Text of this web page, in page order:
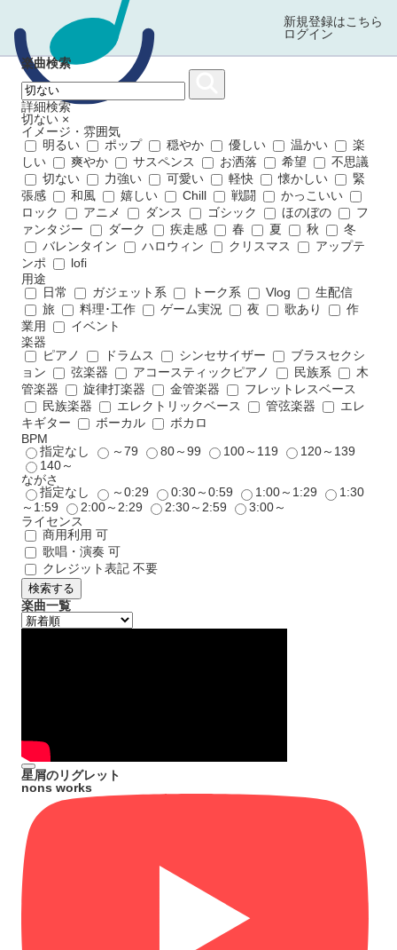
新規登録はこちら
ログイン
楽曲検索
詳細検索
切ない ×
イメージ・雰囲気
明るい
ポップ 穏やか 優しい 温かい
楽
しい
爽やか サスペンス お洒落 希望
不思議
切ない
力強い 可愛い 軽快 懐かしい
緊
張感
和風 嬉しい Chill 戦闘
かっこいい
ロック
アニメ ダンス ゴシック ほのぼの
フ
ァンタジー
ダーク 疾走感 春 夏 秋
冬
バレンタイン
ハロウィン クリスマス
アップテ
ンポ
lofi
用途
日常
ガジェット系 トーク系 Vlog
生配信
旅
料理･工作 ゲーム実況 夜 歌あり
作
業用
イベント
楽器
ピアノ
ドラムス シンセサイザー
ブラスセクシ
ョン
弦楽器 アコースティックピアノ 民族系
木
管楽器
旋律打楽器 金管楽器
フレットレスベース
民族楽器
エレクトリックベース 管弦楽器
エレ
キギター
ボーカル
ボカロ
BPM
指定なし
～79 80～99 100～119
120～139
140～
ながさ
指定なし
～0:29 0:30～0:59 1:00～1:29
1:30
～1:59
2:00～2:29 2:30～2:59
3:00～
ライセンス
商用利用 可
歌唱・演奏 可
クレジット表記 不要
検索する
楽曲一覧
星屑のリグレット
nons works